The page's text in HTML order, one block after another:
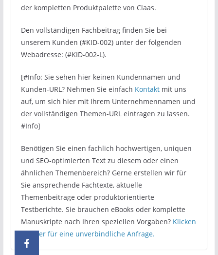
der kompletten Produktpalette von Claas.
Den vollständigen Fachbeitrag finden Sie bei
unserem Kunden (#KID-002) unter der folgenden
Webadresse: (#KID-002-L).
[#Info: Sie sehen hier keinen Kundennamen und
Kunden-URL? Nehmen Sie einfach Kontaktmit uns
auf, um sich hier mit Ihrem Unternehmennamen und
der vollständigen Themen-URL eintragen zu lassen.
#Info]
Benötigen Sie einen fachlich hochwertigen, uniquen
und SEO-optimierten Text zu diesem oder einen
ähnlichen Themenbereich? Gerne erstellen wir für
Sie ansprechende Fachtexte, aktuelle
Themenbeitrage oder produktorientierte
Testberichte. Sie brauchen eBooks oder komplette
Manuskripte nach Ihren speziellen Vorgaben? Klicken
Sie hier für eine unverbindliche Anfrage.